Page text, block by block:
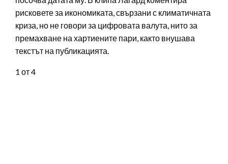
рисковете за икономиката, свързани с климатичната
криза, но не говори за цифровата валута, нито за
премахване на хартиените пари, както внушава
текстът на публикацията.
1 от 4